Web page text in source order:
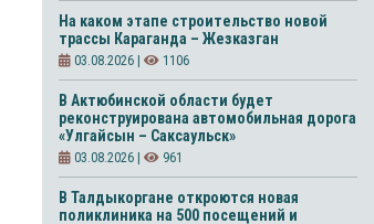
На каком этапе строительство новой
трассы Караганда – Жезказган
03.08.2026 | 1106
В Актюбинской области будет
реконструирована автомобильная дорога
«Улгайсын – Саксаульск»
03.08.2026 | 961
В Талдыкоргане откроются новая
поликлиника на 500 посещений и